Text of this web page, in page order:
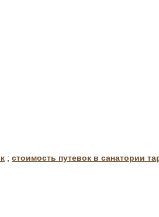
; стоимость путевок в санатории